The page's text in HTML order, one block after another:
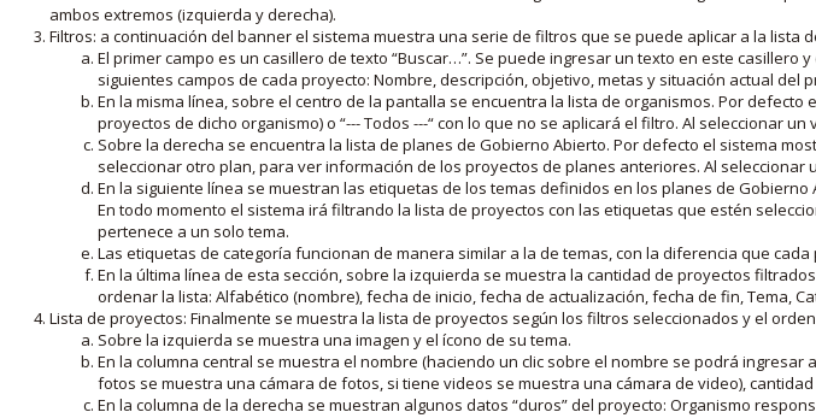
ambos extremos (izquierda y derecha).
Filtros: a continuación del banner el sistema muestra una serie de filtros que se puede aplicar a la lista
El primer campo es un casillero de texto “Buscar…”. Se puede ingresar un texto en este
siguientes campos de cada proyecto: Nombre, descripción, objetivo, metas y situación actual del
En la misma línea, sobre el centro de la pantalla se encuentra la lista de organismos. Por
proyectos de dicho organismo) o “--- Todos ---“ con lo que no se aplicará el filtro. Al seleccionar
Sobre la derecha se encuentra la lista de planes de Gobierno Abierto. Por defecto el sistema
seleccionar otro plan, para ver información de los proyectos de planes anteriores. Al
En la siguiente línea se muestran las etiquetas de los temas definidos en los planes de
En todo momento el sistema irá filtrando la lista de proyectos con las etiquetas que estén
pertenece a un solo tema.
Las etiquetas de categoría funcionan de manera similar a la de temas, con la diferencia que
En la última línea de esta sección, sobre la izquierda se muestra la cantidad de proyectos
ordenar la lista: Alfabético (nombre), fecha de inicio, fecha de actualización, fecha de fin, Tema,
Lista de proyectos: Finalmente se muestra la lista de proyectos según los filtros seleccionados y el
Sobre la izquierda se muestra una imagen y el ícono de su tema.
En la columna central se muestra el nombre (haciendo un clic sobre el nombre se podrá
fotos se muestra una cámara de fotos, si tiene videos se muestra una cámara de video),
En la columna de la derecha se muestran algunos datos “duros” del proyecto: Organismo